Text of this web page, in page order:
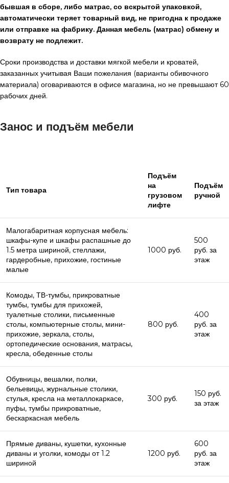
бывшая в сборе, либо матрас, со вскрытой упаковкой,
автоматически теряет товарный вид, не пригодна к продаже
или отправке на фабрику. Данная мебель (матрас) обмену и
возврату не подлежит.
Сроки производства и доставки мягкой мебели и кроватей,
заказанных учитывая Ваши пожелания (варианты обивочного
материала) оговариваются в офисе магазина, но не превышают 60
рабочих дней.
Занос и подъём мебели
Тип товара
Подъём
на
грузовом
лифте
Подъём
ручной
Малогабаритная корпусная мебель:
шкафы-купе и шкафы распашные до
1.5 метра шириной, стеллажи,
гардеробные, прихожие, гостиные
малые
1000 руб.
500
руб. за
этаж
Комоды, ТВ-тумбы, прикроватные
тумбы, тумбы для прихожей,
туалетные столики, письменные
столы, компьютерные столы, мини-
прихожие, зеркала, столы,
ортопедические основания, матрасы,
кресла, обеденные столы
800 руб.
400
руб. за
этаж
Обувницы, вешалки, полки,
бельевицы, журнальные столики,
стулья, кресла на металлокаркасе,
пуфы, тумбы прикроватные,
бескаркасная мебель
300 руб.
150 руб.
за этаж
Прямые диваны, кушетки, кухонные
диваны и уголки, комоды от 1.2
шириной
1200 руб.
600
руб. за
этаж